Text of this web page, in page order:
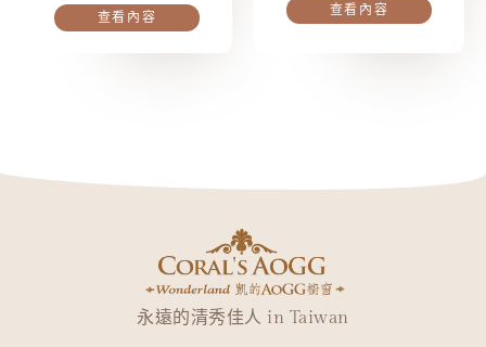
查看內容 查看內容
永遠的清秀佳人 in Taiwan